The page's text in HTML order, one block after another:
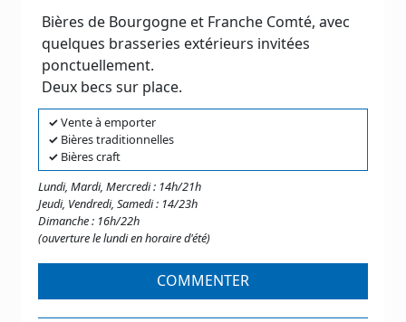
Bières de Bourgogne et Franche Comté, avec
quelques brasseries extérieurs invitées
ponctuellement.
Deux becs sur place.
✓Vente à emporter
✓ Bières traditionnelles
✓ Bières craft
Lundi, Mardi, Mercredi : 14h/21h
Jeudi, Vendredi, Samedi : 14/23h
Dimanche : 16h/22h
(ouverture le lundi en horaire d'été)
COMMENTER